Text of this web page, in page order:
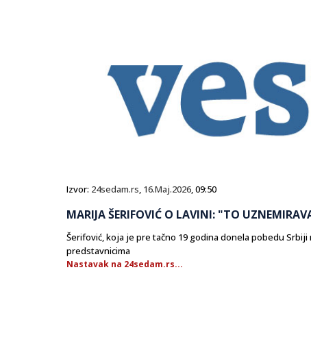
Izvor: 24sedam.rs, 16.Maj.2026, 09:50
MARIJA ŠERIFOVIĆ O LAVINI: "TO
Šerifović, koja je pre tačno 19 godina donela pobedu
predstavnicima
Nastavak na 24sedam.rs...